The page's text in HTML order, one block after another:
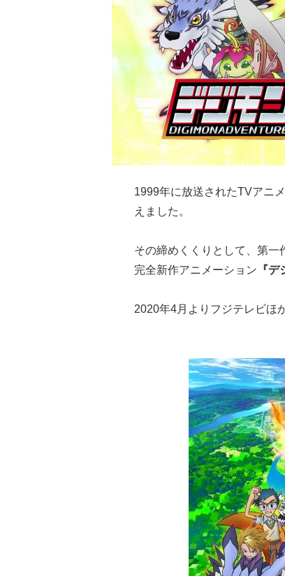
1999年に放送されたTVアニ
えました。
その締めくくりとして、第一
完全新作アニメーション 『
2020年4月よりフジテレビほ